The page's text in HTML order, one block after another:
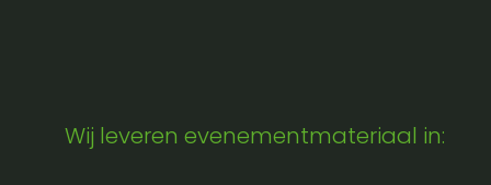
Wij leveren evenementmateriaal in: